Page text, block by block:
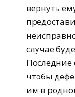
вернуть
случае
Последние
чтобы
им в